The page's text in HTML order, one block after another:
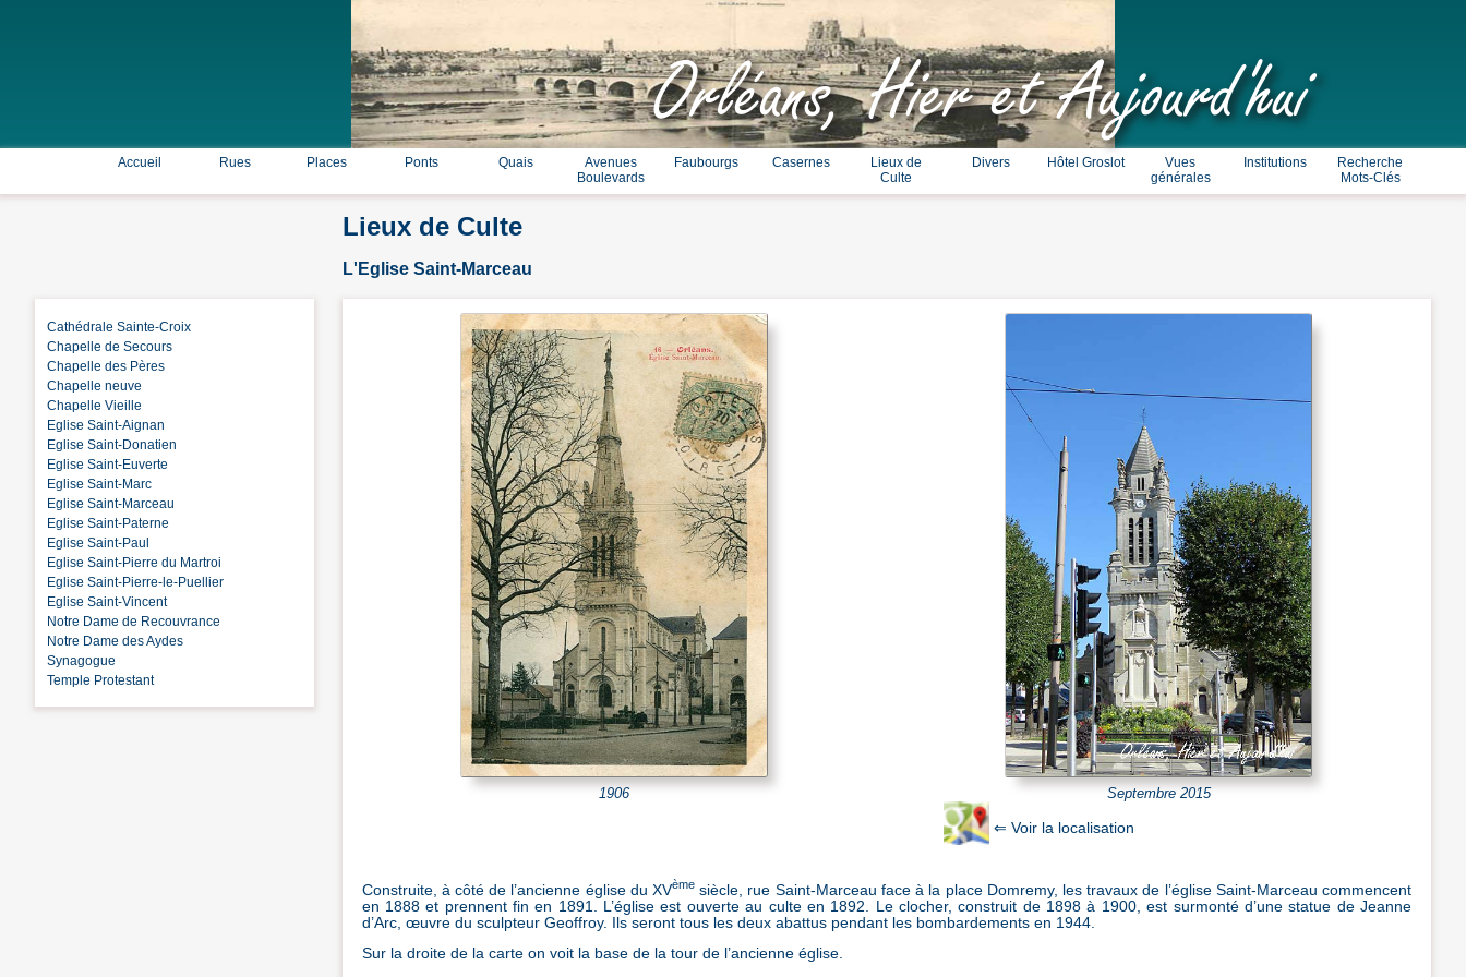
Orléans, Hier et Aujourd'hui
Accueil Rues Places Ponts Quais
Avenues
Boulevards
Faubourgs Casernes
Lieux de
Culte
Divers Hôtel Groslot
Vues
générales
Institutions
Recherche
Mots-Clés
Lieux de Culte
L'Eglise Saint-Marceau
Cathédrale Sainte-Croix
Chapelle de Secours
Chapelle des Pères
Chapelle neuve
Chapelle Vieille
Eglise Saint-Aignan
Eglise Saint-Donatien
Eglise Saint-Euverte
Eglise Saint-Marc
Eglise Saint-Marceau
Eglise Saint-Paterne
Eglise Saint-Paul
Eglise Saint-Pierre du Martroi
Eglise Saint-Pierre-le-Puellier
Eglise Saint-Vincent
Notre Dame de Recouvrance
Notre Dame des Aydes
Synagogue
Temple Protestant
1906 Septembre 2015
Construite, à côté de l’ancienne église du XVème siècle, rue Saint-Marceau face à la place Domremy, les travaux de l’église Saint-Marceau commencent
en 1888 et prennent fin en 1891. L’église est ouverte au culte en 1892. Le clocher, construit de 1898 à 1900, est surmonté d’une statue de Jeanne
d’Arc, œuvre du sculpteur Geoffroy. Ils seront tous les deux abattus pendant les bombardements en 1944.
Sur la droite de la carte on voit la base de la tour de l’ancienne église.